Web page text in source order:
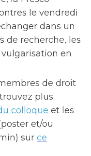
le vendredi
dans un
de recherche, les
en
de droit
plus
colloque et les
et/ou
surce